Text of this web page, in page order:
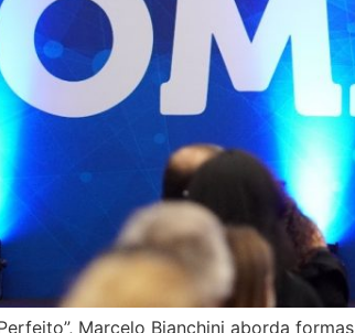
Marcelo Bianchini aborda